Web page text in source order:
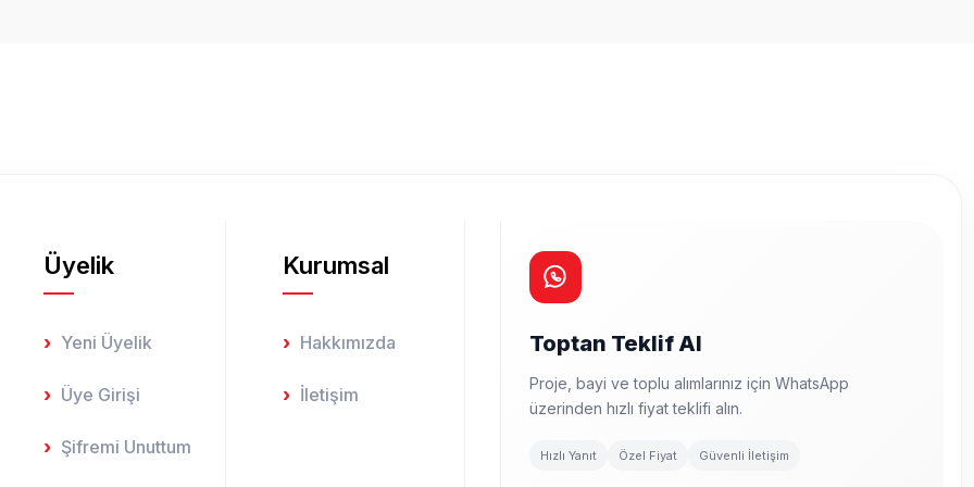
Üyelik
Yeni Üyelik
Üye Girişi
Şifremi Unuttum
Kurumsal
Hakkımızda
İletişim
Toptan Teklif Al
Proje, bayi ve toplu alımlarınız için WhatsApp
üzerinden hızlı fiyat teklifi alın.
Hızlı Yanıt Özel Fiyat Güvenli İletişim